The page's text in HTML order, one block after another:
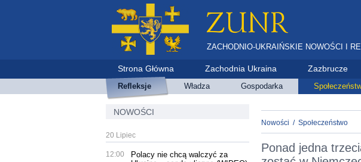
ZACHODNIO-UKRAIŃSKIE NOWOŚCI I
Strona Główna Zachodnia Ukraina Zazbrucze
Refleksje Władza Gospodarka
NOWOŚCI
20 Lipiec
12:00
Polacy nie chcą walczyć za
Nowości / Społeczeństwo
Ponad jedna